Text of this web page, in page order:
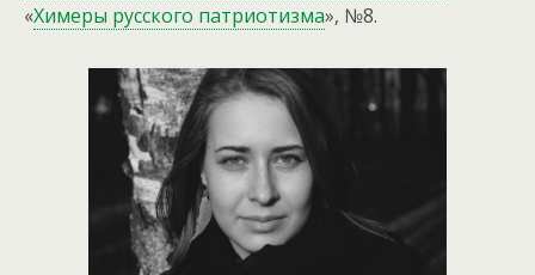
«Химеры русского патриотизма», №8.